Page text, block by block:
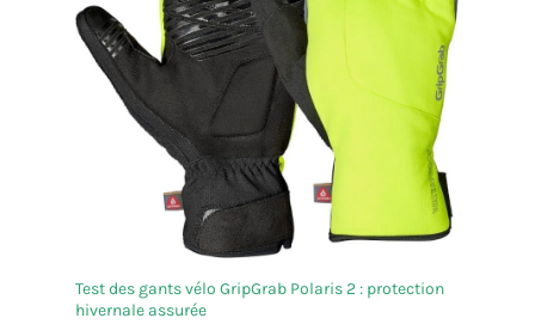
Test des gants vélo GripGrab Polaris 2 : protection
hivernale assurée